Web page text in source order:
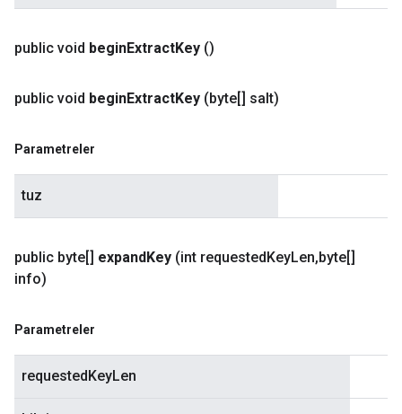
public void beginExtractKey ()
public void beginExtractKey (byte[] salt)
Parametreler
tuz
public byte[] expandKey (int requestedKeyLen,byte[]
info)
Parametreler
requestedKeyLen